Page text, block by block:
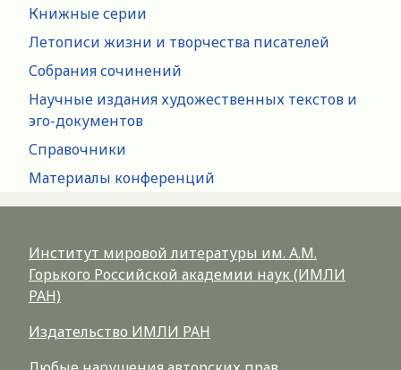
Книжные серии
Летописи жизни и творчества писателей
Собрания сочинений
Научные издания художественных текстов и
эго-документов
Справочники
Материалы конференций
Институт мировой литературы им. А.М.
Горького Российской академии наук (ИМЛИ
РАН)
Издательство ИМЛИ РАН